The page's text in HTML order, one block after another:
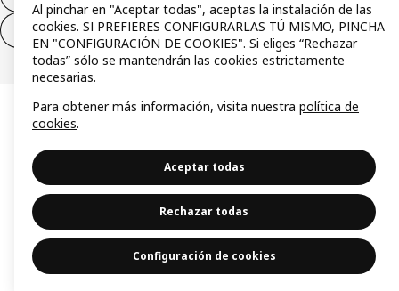
Desistimiento de solo servicios
Al pinchar en "Aceptar todas", aceptas la instalación de las
cookies. SI PREFIERES CONFIGURARLAS TÚ MISMO, PINCHA
EN "CONFIGURACIÓN DE COOKIES". Si eliges “Rechazar
todas” sólo se mantendrán las cookies estrictamente
necesarias.
Para obtener más información, visita nuestra política de
cookies.
Aceptar todas
Rechazar todas
Configuración de cookies